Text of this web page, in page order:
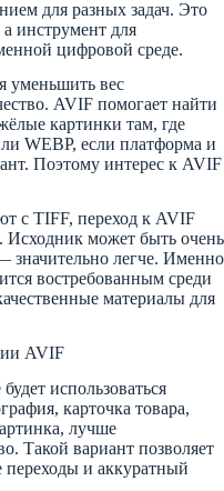
для разных задач. Это
инструмент для
цифровой среде.
уменьшить вес
AVIF помогает найти
картинки там, где
WEBP, если платформа и
Поэтому интерес к AVIF
с TIFF, переход к AVIF
Исходник может быть очень
значительно легче. Именно
востребованным среди
материалы для
AVIF
использоваться
карточка товара,
лучше
Такой вариант позволяет
переходы и аккуратный